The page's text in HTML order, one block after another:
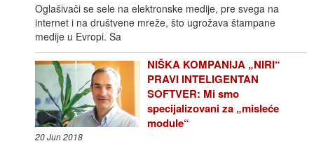
Oglašivači se sele na elektronske medije, pre svega na
internet i na društvene mreže, što ugrožava štampane
medije u Evropi. Sa
NIŠKA KOMPANIJA „NIRI“
PRAVI INTELIGENTAN
SOFTVER: Mi smo
specijalizovani za „misleće
module“
20 Jun 2018